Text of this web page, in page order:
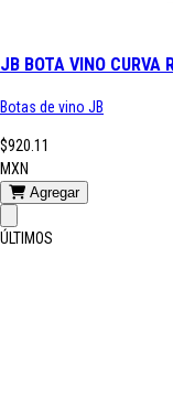
JB BOTA VINO CURVA
Botas de vino JB
$920.11
MXN
Agregar
ÚLTIMOS